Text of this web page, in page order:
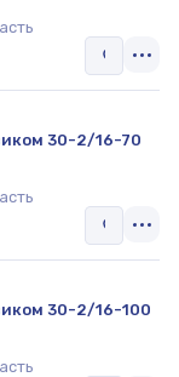
30-2/16-70
30-2/16-100